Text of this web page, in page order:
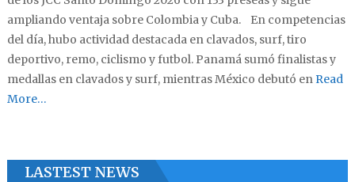
ampliando ventaja sobre Colombia y Cuba. En competencias
del día, hubo actividad destacada en clavados, surf, tiro
deportivo, remo, ciclismo y futbol. Panamá sumó finalistas y
medallas en clavados y surf, mientras México debutó enRead
More…
LASTEST NEWS